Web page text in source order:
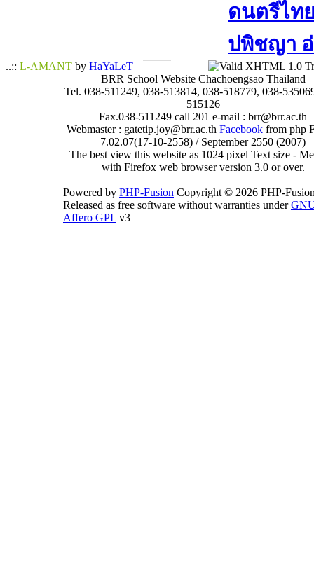
ดนตรีไท
ปพิชญา​ อ่
..:: L-AMANT by HaYaLeT
BRR School Website Chachoengsao Thailand
Tel. 038-511249, 038-513814, 038-518779, 038-
515126
Fax.038-511249 call 201 e-mail : brr@brr.ac.th
Webmaster : gatetip.joy@brr.ac.thFacebook from php
7.02.07(17-10-2558) / September 2550 (2007)
The best view this website as 1024 pixel Text size -
with Firefox web browser version 3.0 or over.
Powered by PHP-Fusion Copyright © 2026 PHP-
Released as free software without warranties under
Affero GPL v3